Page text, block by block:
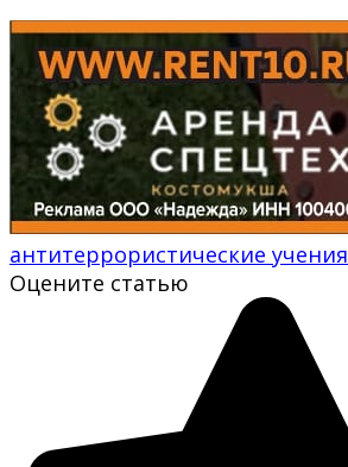
антитеррористические учения
Оцените статью